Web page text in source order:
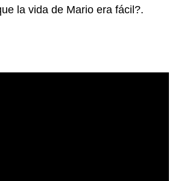
la vida de Mario era fácil?.